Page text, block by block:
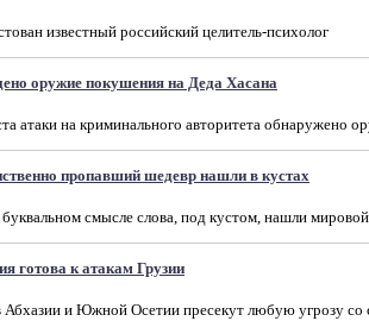
известный российский целитель-психолог
оружие покушения на Деда Хасана
атаки на криминального авторитета обнаружено
пропавший шедевр нашли в кустах
смысле слова, под кустом, нашли
готова к атакам Грузии
и Южной Осетии пресекут любую угрозу со